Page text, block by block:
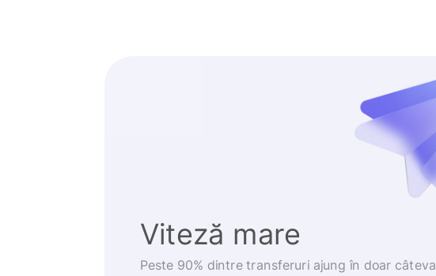
Viteză mare
Peste 90% dintre transferuri ajung în doar câteva